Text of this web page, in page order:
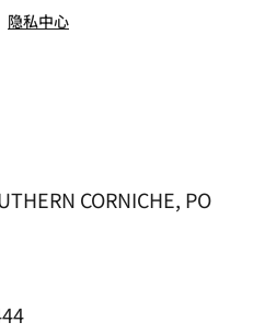
隐私中心
CORNICHE, PO